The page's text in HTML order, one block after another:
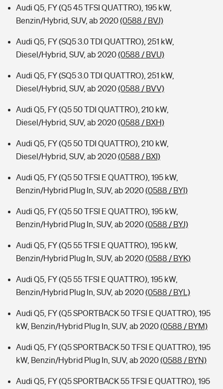
Audi Q5, FY (Q5 45 TFSI QUATTRO), 195 kW,
Benzin/Hybrid, SUV, ab 2020(0588 / BVJ)
Audi Q5, FY (SQ5 3.0 TDI QUATTRO), 251 kW,
Diesel/Hybrid, SUV, ab 2020(0588 / BVU)
Audi Q5, FY (SQ5 3.0 TDI QUATTRO), 251 kW,
Diesel/Hybrid, SUV, ab 2020(0588 / BVV)
Audi Q5, FY (Q5 50 TDI QUATTRO), 210 kW,
Diesel/Hybrid, SUV, ab 2020(0588 / BXH)
Audi Q5, FY (Q5 50 TDI QUATTRO), 210 kW,
Diesel/Hybrid, SUV, ab 2020(0588 / BXI)
Audi Q5, FY (Q5 50 TFSI E QUATTRO), 195 kW,
Benzin/Hybrid Plug In, SUV, ab 2020(0588 / BYI)
Audi Q5, FY (Q5 50 TFSI E QUATTRO), 195 kW,
Benzin/Hybrid Plug In, SUV, ab 2020(0588 / BYJ)
Audi Q5, FY (Q5 55 TFSI E QUATTRO), 195 kW,
Benzin/Hybrid Plug In, SUV, ab 2020(0588 / BYK)
Audi Q5, FY (Q5 55 TFSI E QUATTRO), 195 kW,
Benzin/Hybrid Plug In, SUV, ab 2020(0588 / BYL)
Audi Q5, FY (Q5 SPORTBACK 50 TFSI E QUATTRO), 195
kW, Benzin/Hybrid Plug In, SUV, ab 2020(0588 / BYM)
Audi Q5, FY (Q5 SPORTBACK 50 TFSI E QUATTRO), 195
kW, Benzin/Hybrid Plug In, SUV, ab 2020(0588 / BYN)
Audi Q5, FY (Q5 SPORTBACK 55 TFSI E QUATTRO), 195